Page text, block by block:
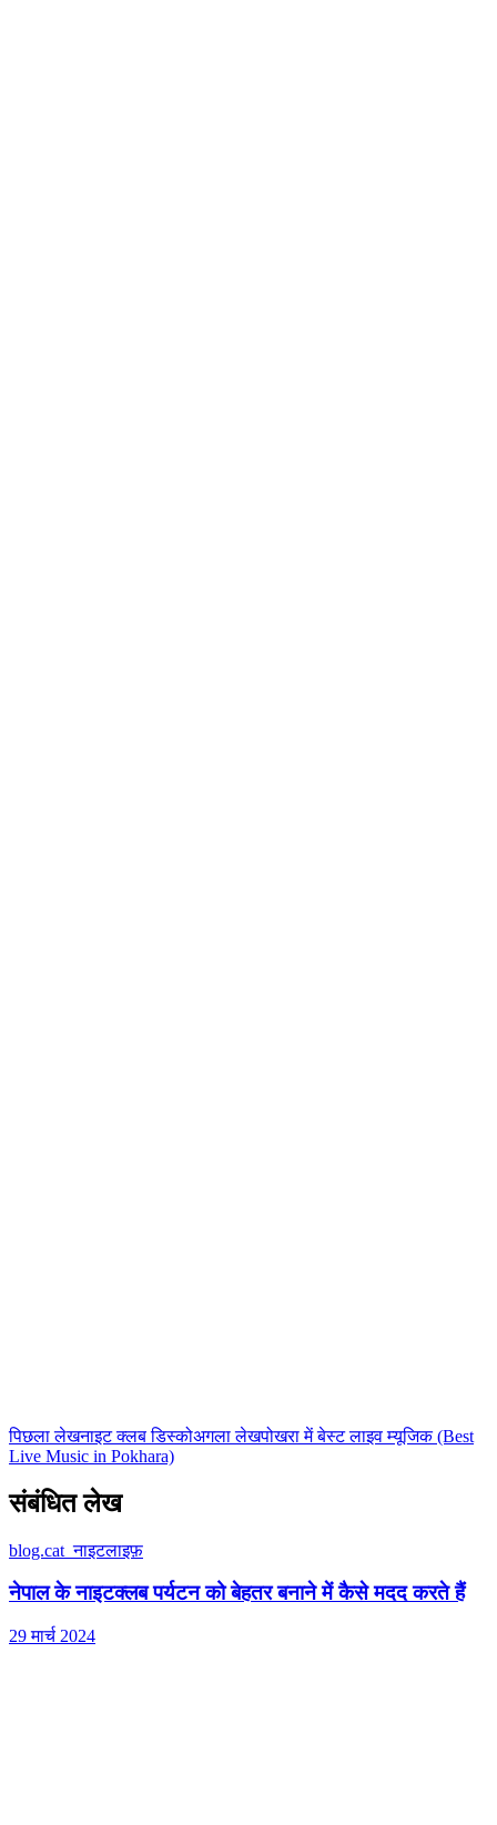
पिछला लेखनाइट क्लब डिस्कोअगला लेखपोखरा में बेस्ट लाइव म्यूजिक (Best
Live Music in Pokhara)
संबंधित लेख
blog.cat_नाइटलाइफ़
नेपाल के नाइटक्लब पर्यटन को बेहतर बनाने में कैसे मदद करते हैं
29 मार्च 2024